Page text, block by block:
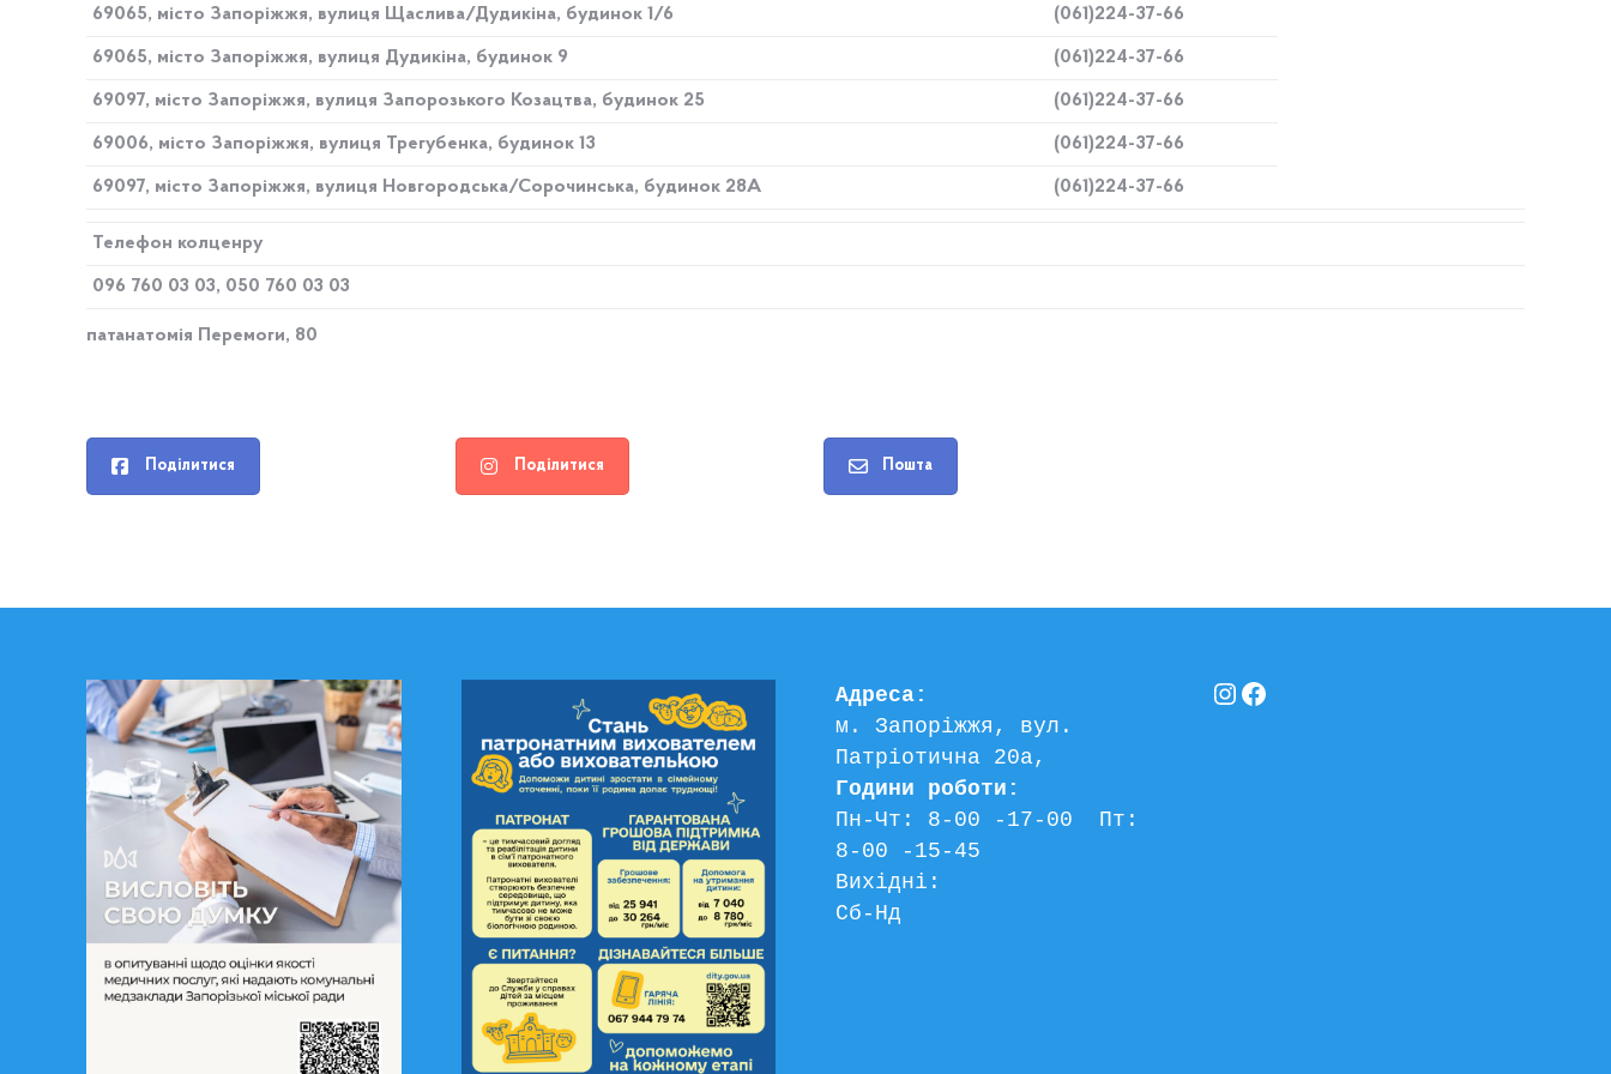
69065, місто Запоріжжя, вулиця Щаслива/Дудикіна, будинок 1/6 (061)224-37-66
69065, місто Запоріжжя, вулиця Дудикіна, будинок 9 (061)224-37-66
69097, місто Запоріжжя, вулиця Запорозького Козацтва, будинок 25 (061)224-37-66
69006, місто Запоріжжя, вулиця Трегубенка, будинок 13 (061)224-37-66
69097, місто Запоріжжя, вулиця Новгородська/Сорочинська, будинок 28А (061)224-37-66
Телефон колценру
096 760 03 03, 050 760 03 03
патанатомія Перемоги, 80
Поділитися Поділитися Пошта
Адреса:
м. Запоріжжя, вул.
Патріотична 20а,
Години роботи:
Пн-Чт: 8-00 -17-00  Пт:
8-00 -15-45
Вихідні:
Сб-Нд
Instagram
Facebook